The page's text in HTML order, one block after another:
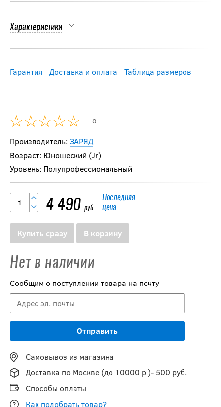
Характеристики
Гарантия Доставка и оплата Таблица размеров
0
Производитель: ЗАРЯД
Возраст: Юношеский (Jr)
Уровень: Полупрофессиональный
4 490 руб.
Последняя
цена
Купить сразу В корзину
Нет в наличии
Сообщим о поступлении товара на почту
Самовывоз из магазина
Доставка по Москве (до 10000 р.)- 500 руб.
Способы оплаты
Как подобрать товар?